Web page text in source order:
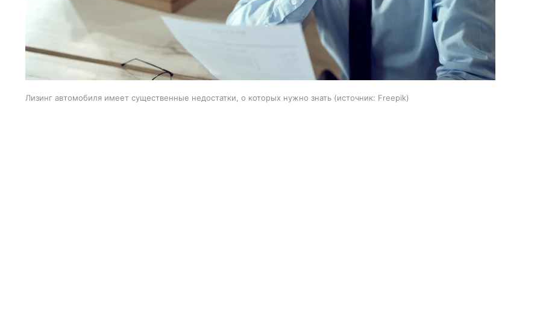
Лизинг автомобиля имеет существенные недостатки, о которых нужно знать источник: Freepik